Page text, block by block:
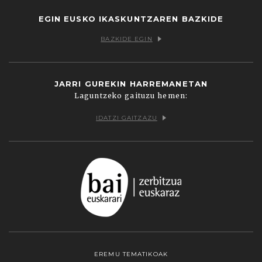
EGIN EUSKO IKASKUNTZAREN BAZKIDE
BAZKIDE EGIN
JARRI GUREKIN HARREMANETAN
Laguntzeko gaituzu hemen:
IDATZI GAITZAZU
EREMU TEMATIKOAK